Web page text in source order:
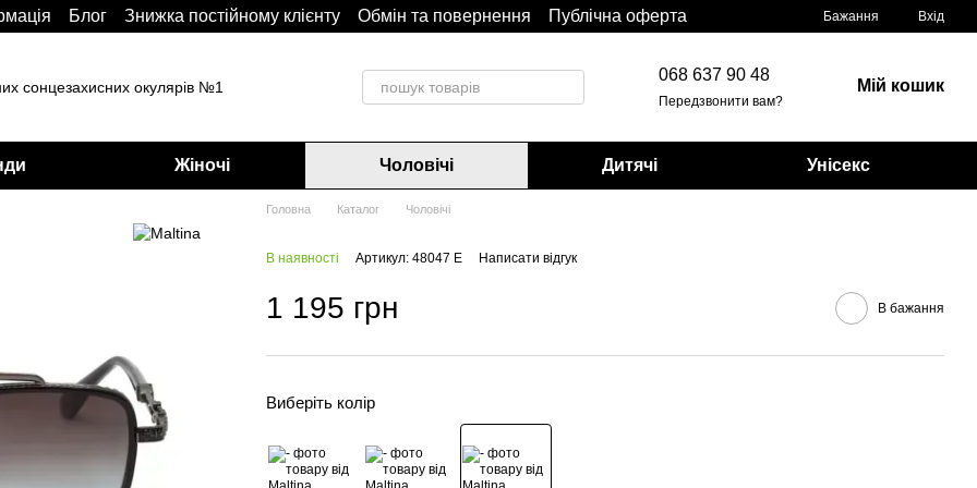
Блoг Знижка постійному клієнту Обмін та повернення
Публічна оферта
Бажання Вхід
сонцезахисних окулярів №1
068 637 90 48
Передзвонити вам?
Мій кошик
Жіночі Чоловічі Дитячі Унісекс
Головна Каталог Чоловічі
В наявності Артикул: 48047 Е Написати відгук
1 195 грн В бажання
Виберіть колір